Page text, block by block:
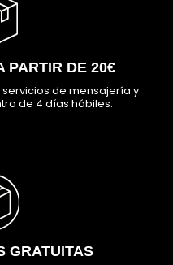
PARTIR DE 20€
de mensajería y
de 4 días hábiles.
GRATUITAS